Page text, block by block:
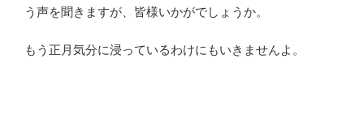
う声を聞きますが、皆様いかがでしょうか。
もう正月気分に浸っているわけにもいきませんよ。